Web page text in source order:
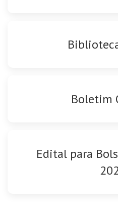
Boletim
Edital para